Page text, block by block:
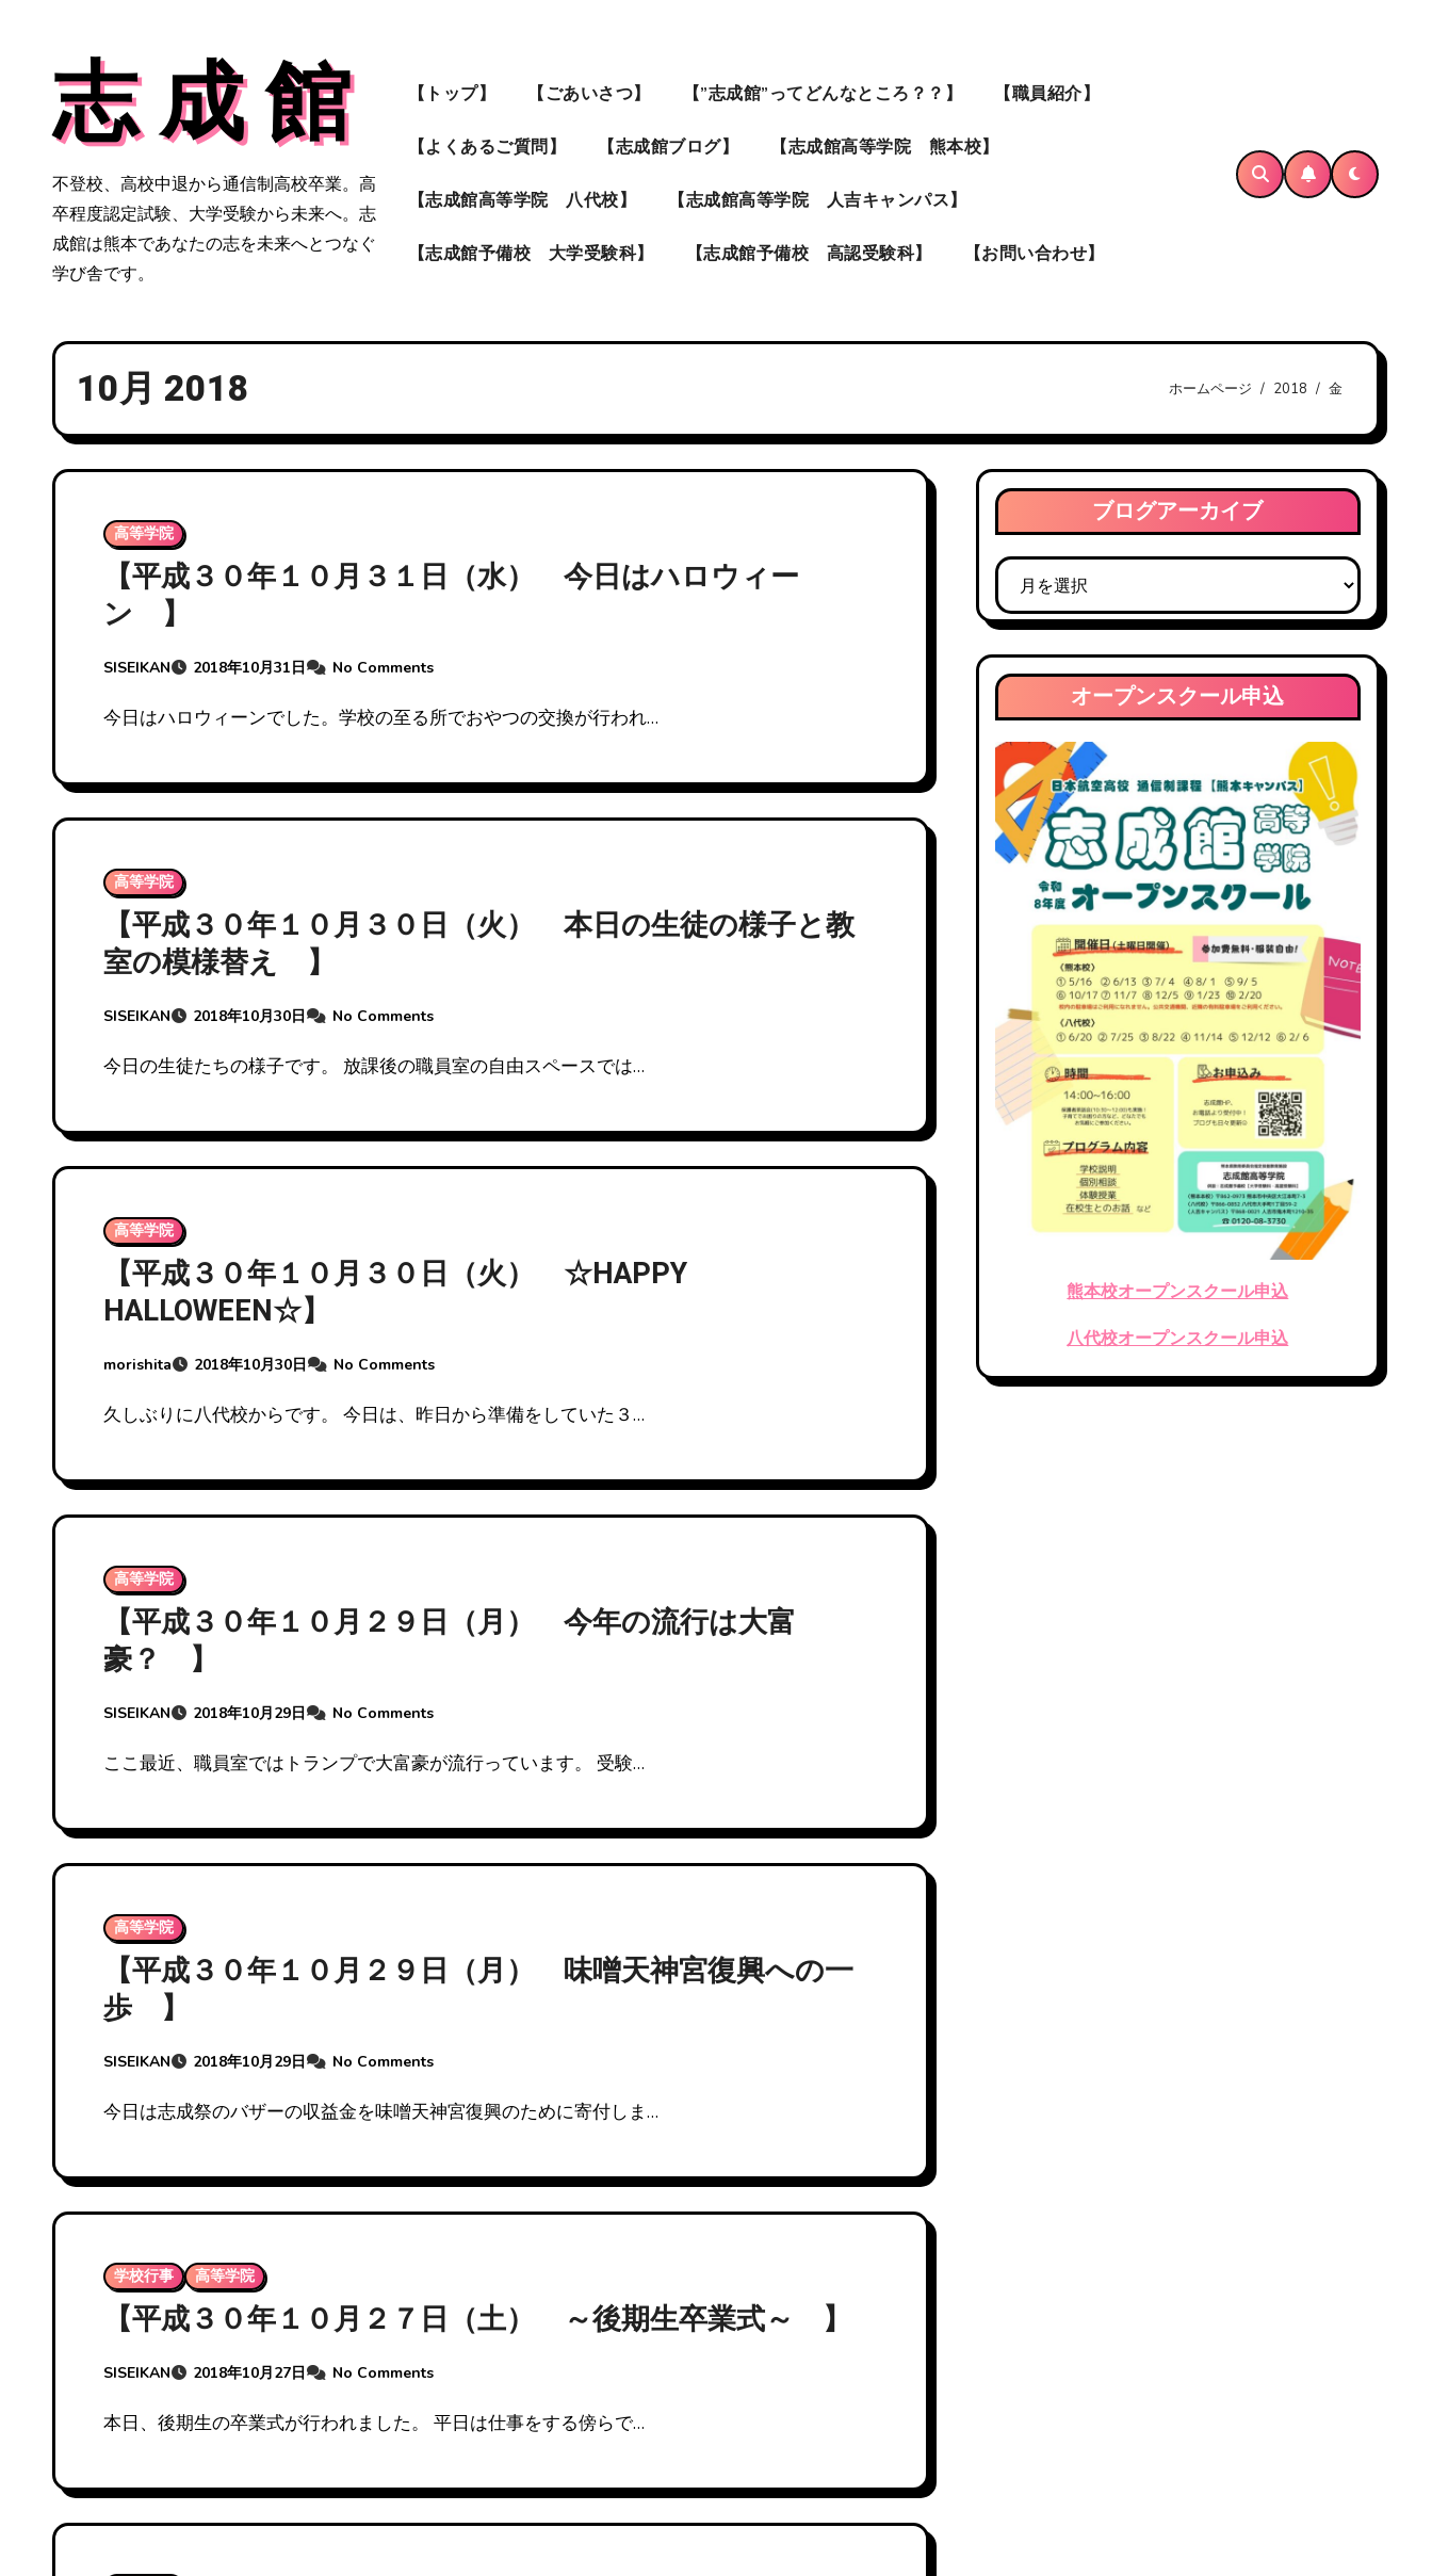
志 成 館
不登校、高校中退から通信制高校卒業。高
卒程度認定試験、大学受験から未来へ。志
成館は熊本であなたの志を未来へとつなぐ
学び舎です。
【トップ】 【ごあいさつ】 【”志成館”ってどんなところ？？】 【職員紹介】
【よくあるご質問】 【志成館ブログ】 【志成館高等学院 熊本校】
【志成館高等学院 八代校】 【志成館高等学院 人吉キャンパス】
【志成館予備校 大学受験科】 【志成館予備校 高認受験科】 【お問い合わせ】
10月 2018 ホームページ 2018 金
高等学院
【平成３０年１０月３１日（水） 今日はハロウィー
ン 】
SISEIKAN 2018年10月31日 No Comments
今日はハロウィーンでした。学校の至る所でおやつの交換が行われ…
高等学院
【平成３０年１０月３０日（火） 本日の生徒の様子と教
室の模様替え 】
SISEIKAN 2018年10月30日 No Comments
今日の生徒たちの様子です。 放課後の職員室の自由スペースでは…
高等学院
【平成３０年１０月３０日（火） ☆HAPPY
HALLOWEEN☆】
morishita 2018年10月30日 No Comments
久しぶりに八代校からです。 今日は、昨日から準備をしていた３…
高等学院
【平成３０年１０月２９日（月） 今年の流行は大富
豪？ 】
SISEIKAN 2018年10月29日 No Comments
ここ最近、職員室ではトランプで大富豪が流行っています。 受験…
高等学院
【平成３０年１０月２９日（月） 味噌天神宮復興への一
歩 】
SISEIKAN 2018年10月29日 No Comments
今日は志成祭のバザーの収益金を味噌天神宮復興のために寄付しま…
学校行事 高等学院
【平成３０年１０月２７日（土） ～後期生卒業式～ 】
SISEIKAN 2018年10月27日 No Comments
本日、後期生の卒業式が行われました。 平日は仕事をする傍らで…
ブログアーカイブ
ブ
ロ
グ
ア
ー
カ
イ
ブ
オープンスクール申込
熊本校オープンスクール申込
八代校オープンスクール申込